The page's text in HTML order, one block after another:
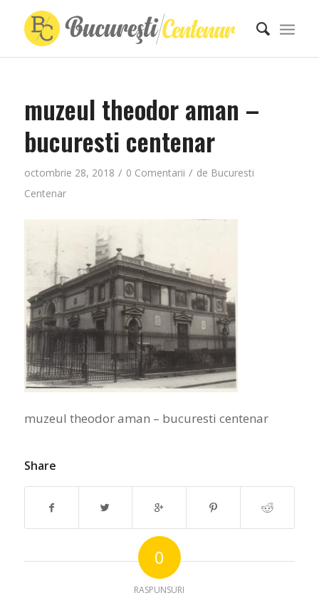
muzeul theodor aman –
bucuresti centenar
octombrie 28, 2018 / 0 Comentarii / de Bucuresti
Centenar
muzeul theodor aman – bucuresti centenar
Share
0
RASPUNSURI